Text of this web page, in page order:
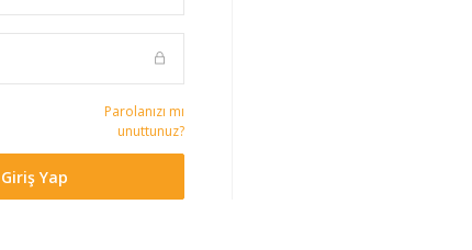
Parolanızı mı
unuttunuz?
Giriş Yap